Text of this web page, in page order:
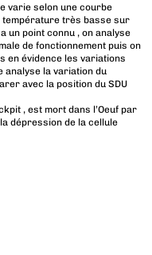
varie selon une courbe
température très basse sur
un point connu , on analyse
de fonctionnement puis on
en évidence les variations
analyse la variation du
avec la position du SDU
, est mort dans l’Oeuf par
dépression de la cellule